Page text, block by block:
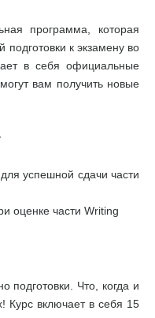
программа, которая
к экзамену во
в себя официальные
вам получить новые
успешной сдачи части
оценке части Writing
подготовки. Что, когда и
Курс включает в себя 15